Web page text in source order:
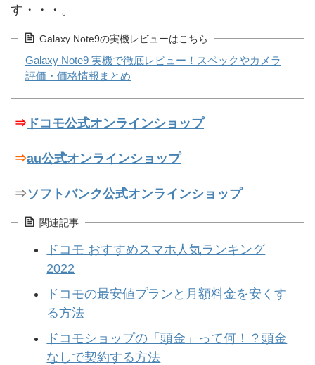
す・・・。
Galaxy Note9の実機レビューはこちら
Galaxy Note9 実機で徹底レビュー！スペックやカメラ
評価・価格情報まとめ
⇒ ドコモ公式オンラインショップ
⇒au公式オンラインショップ
⇒ソフトバンク公式オンラインショップ
関連記事
ドコモ おすすめスマホ人気ランキング
2022
ドコモの最安値プランと月額料金を安くす
る方法
ドコモショップの「頭金」って何！？頭金
なしで契約する方法